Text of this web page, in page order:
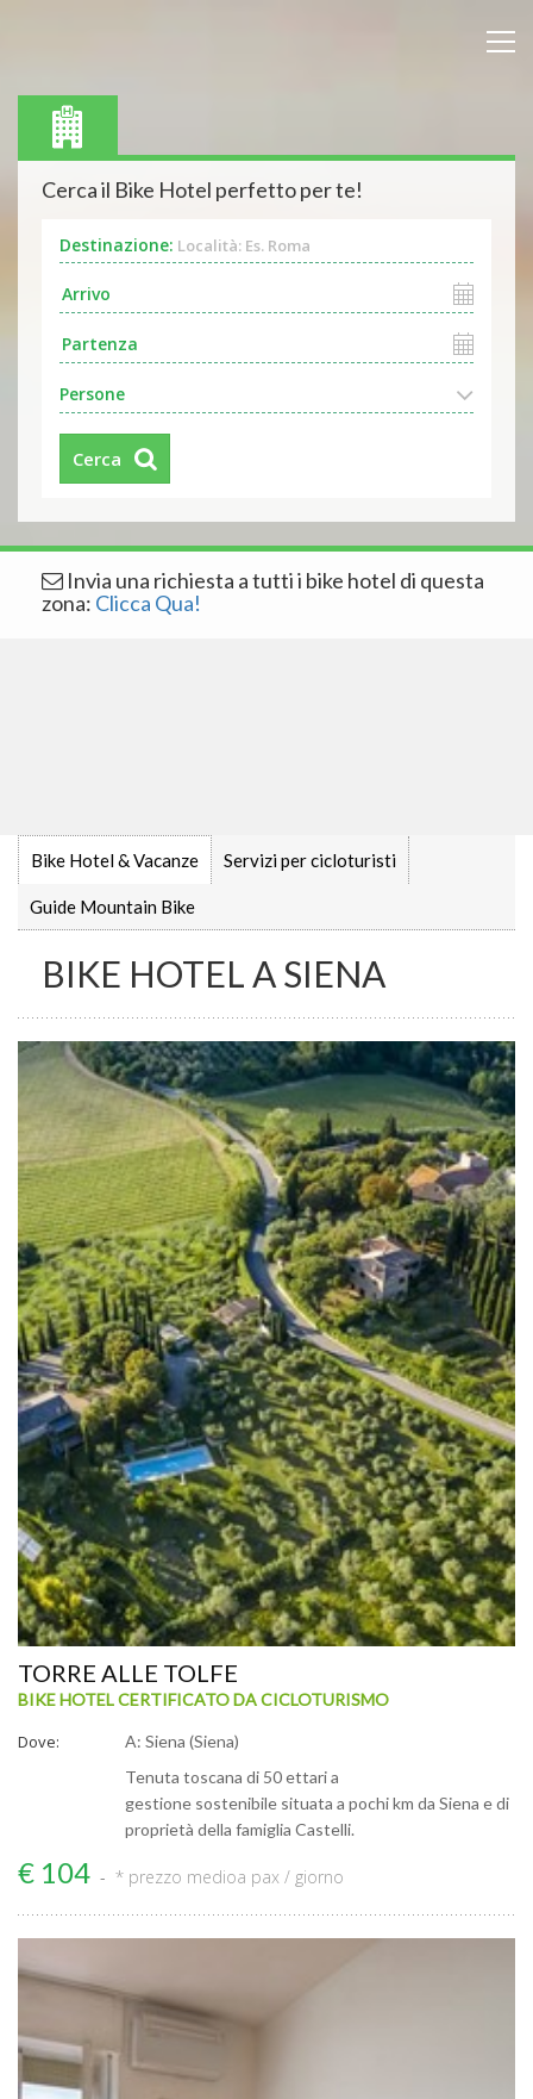
Cerca il Bike Hotel perfetto per te!
Destinazione: Località: Es. Roma
Persone
Cerca
Invia una richiesta a tutti i bike hotel di questa
zona: Clicca Qua!
Bike Hotel & Vacanze Servizi per cicloturisti
Guide Mountain Bike
BIKE HOTEL A SIENA
TORRE ALLE TOLFE
BIKE HOTEL CERTIFICATO DA CICLOTURISMO
Dove:
A: Siena (Siena)
Tenuta toscana di 50 ettari a
gestione sostenibile situata a pochi km da Siena e di
proprietà della famiglia Castelli.
€ 104 * prezzo medioa pax / giorno